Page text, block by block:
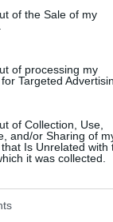
of the Sale of my
of processing my
Targeted
of Collection, Use,
and/or Sharing of
Is Unrelated with
it was collected.
képzés
és
csak a
azokról
dolgoznak,